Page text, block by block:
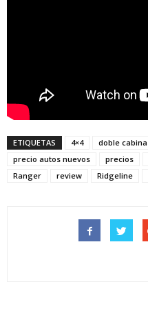
ETIQUETAS 4×4 doble cabina
precio autos nuevos
precios
Ranger
review Ridgeline